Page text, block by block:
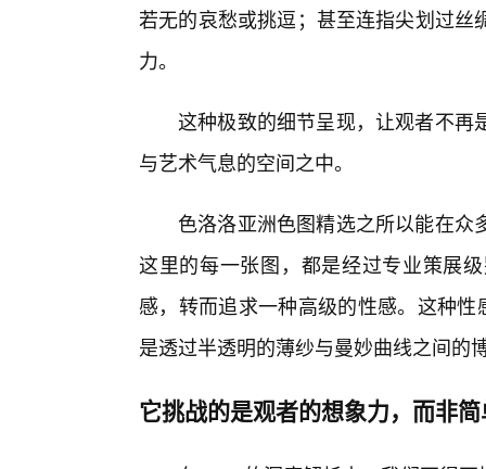
若无的哀愁或挑逗；甚至连指尖划过
力。
这种极致的细节呈现，让观者不再
与艺术气息的空间之中。
色洛洛亚洲色图精选之所以能在众
这里的每一张图，都是经过专业策展
感，转而追求一种高级的性感。这种
是透过半透明的薄纱与曼妙曲线之间的
它挑战的是观者的想象力，而非